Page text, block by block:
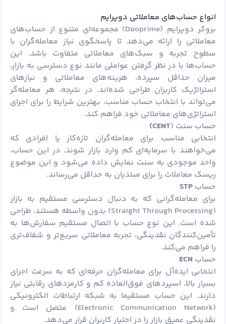
انواع حساب‌های معاملاتی دوپرایم
بروکر دوپرایم (Dooprime) مجموعه‌ای متنوع از حساب‌های
معاملاتی را ارائه می‌دهد تا پاسخگوی نیاز معامله‌گران با
سطوح تجربه و سبک‌های معاملاتی متفاوت باشد. این
حساب‌ها با در نظر گرفتن عواملی مانند نوع دسترسی به بازار،
میزان حداقل سپرده، هزینه‌های معاملاتی و نیازهای
استراتژیک کاربران طراحی شده‌اند. در نتیجه، هر معامله‌گر
می‌تواند با انتخاب حساب مناسب، بهترین شرایط را برای اجرای
استراتژی‌های معاملاتی خود فراهم کند.
حساب سنت (CENT)
انتخابی مناسب برای معامله‌گران تازه‌کار یا افرادی که
می‌خواهند با سرمایه‌ای کم وارد بازار شوند. در این حساب،
واحد موجودی به سنت نمایش داده می‌شود و این موضوع
ریسک معاملات را برای مبتدیان به حداقل می‌رساند.
حساب STP
برای معامله‌گرانی که به دنبال دسترسی مستقیم به بازار
(Straight Through Processing) بدون واسطه هستند، طراحی
شده است. این نوع حساب با اتصال مستقیم سفارش‌ها به
تأمین‌کنندگان نقدینگی، تجربه معاملاتی سریع‌تر و شفاف‌تری
را فراهم می‌کند.
حساب ECN
انتخابی ایده‌آل برای معامله‌گران حرفه‌ای که به سرعت اجرای
بسیار بالا، اسپردهای فوق‌العاده کم و کارمزدهای رقابتی نیاز
دارند. این حساب مستقیما به شبکه ارتباطات الکترونیکی
(Electronic Communication Network) متصل است و
نقدینگی عمیق بازار را در اختیار کاربران قرار می‌دهد.